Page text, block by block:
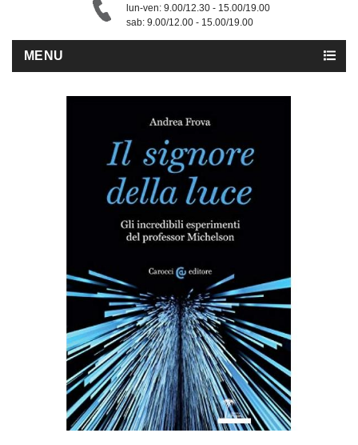
lun-ven: 9.00/12.30 - 15.00/19.00
sab: 9.00/12.00 - 15.00/19.00
MENU